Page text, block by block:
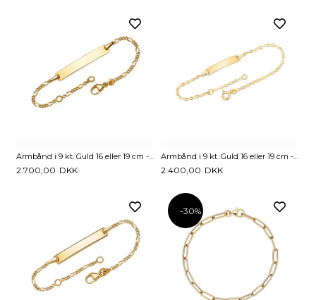
Armbånd i 9 kt. Guld 16 eller 19 cm - Mulighed for gravering
2.700,00 DKK
Armbånd i 9 kt. Guld 16 eller 19 cm - Mulighed for gravering
2.400,00 DKK
-30%